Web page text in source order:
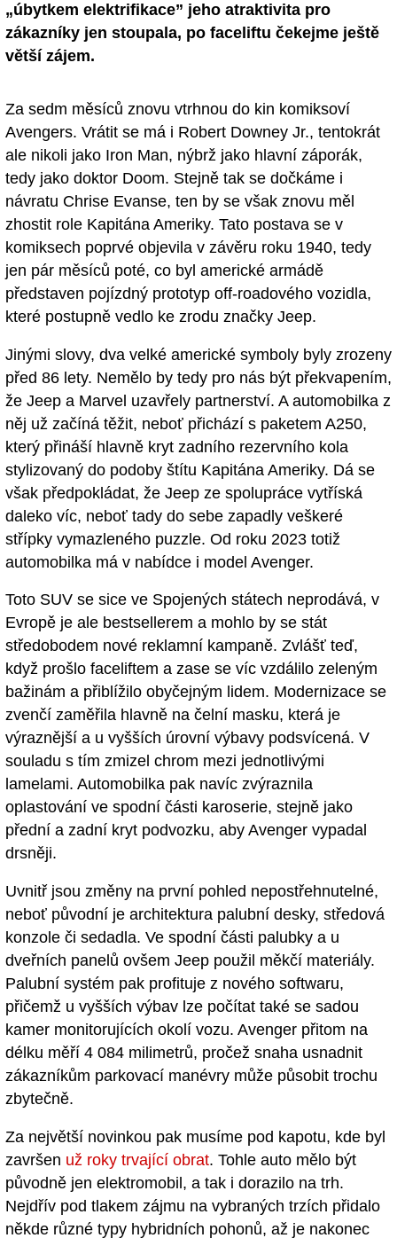
„úbytkem elektrifikace” jeho atraktivita pro
zákazníky jen stoupala, po faceliftu čekejme ještě
větší zájem.
Za sedm měsíců znovu vtrhnou do kin komiksoví
Avengers. Vrátit se má i Robert Downey Jr., tentokrát
ale nikoli jako Iron Man, nýbrž jako hlavní záporák,
tedy jako doktor Doom. Stejně tak se dočkáme i
návratu Chrise Evanse, ten by se však znovu měl
zhostit role Kapitána Ameriky. Tato postava se v
komiksech poprvé objevila v závěru roku 1940, tedy
jen pár měsíců poté, co byl americké armádě
představen pojízdný prototyp off-roadového vozidla,
které postupně vedlo ke zrodu značky Jeep.
Jinými slovy, dva velké americké symboly byly zrozeny
před 86 lety. Nemělo by tedy pro nás být překvapením,
že Jeep a Marvel uzavřely partnerství. A automobilka z
něj už začíná těžit, neboť přichází s paketem A250,
který přináší hlavně kryt zadního rezervního kola
stylizovaný do podoby štítu Kapitána Ameriky. Dá se
však předpokládat, že Jeep ze spolupráce vytříská
daleko víc, neboť tady do sebe zapadly veškeré
střípky vymazleného puzzle. Od roku 2023 totiž
automobilka má v nabídce i model Avenger.
Toto SUV se sice ve Spojených státech neprodává, v
Evropě je ale bestsellerem a mohlo by se stát
středobodem nové reklamní kampaně. Zvlášť teď,
když prošlo faceliftem a zase se víc vzdálilo zeleným
bažinám a přiblížilo obyčejným lidem. Modernizace se
zvenčí zaměřila hlavně na čelní masku, která je
výraznější a u vyšších úrovní výbavy podsvícená. V
souladu s tím zmizel chrom mezi jednotlivými
lamelami. Automobilka pak navíc zvýraznila
oplastování ve spodní části karoserie, stejně jako
přední a zadní kryt podvozku, aby Avenger vypadal
drsněji.
Uvnitř jsou změny na první pohled nepostřehnutelné,
neboť původní je architektura palubní desky, středová
konzole či sedadla. Ve spodní části palubky a u
dveřních panelů ovšem Jeep použil měkčí materiály.
Palubní systém pak profituje z nového softwaru,
přičemž u vyšších výbav lze počítat také se sadou
kamer monitorujících okolí vozu. Avenger přitom na
délku měří 4 084 milimetrů, pročež snaha usnadnit
zákazníkům parkovací manévry může působit trochu
zbytečně.
Za největší novinkou pak musíme pod kapotu, kde byl
završen už roky trvající obrat. Tohle auto mělo být
původně jen elektromobil, a tak i dorazilo na trh.
Nejdřív pod tlakem zájmu na vybraných trzích přidalo
někde různé typy hybridních pohonů, až je nakonec